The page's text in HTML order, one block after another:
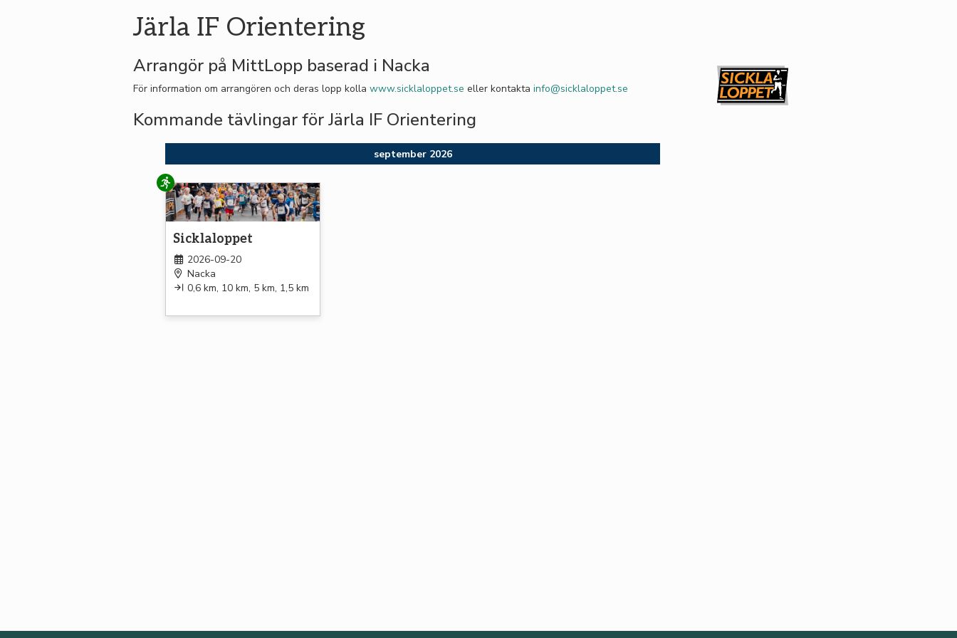
Järla IF Orientering
Arrangör på MittLopp baserad i Nacka
För information om arrangören och deras lopp kolla www.sicklaloppet.se eller kontakta info@sicklaloppet.se
Kommande tävlingar för Järla IF Orientering
september 2026
Löpning
Sicklaloppet
2026-09-20
Nacka
0,6 km, 10 km, 5 km, 1,5 km